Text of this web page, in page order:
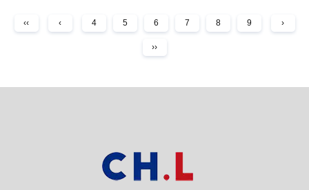
‹‹ ‹ 4 5 6 7 8 9 ›
››